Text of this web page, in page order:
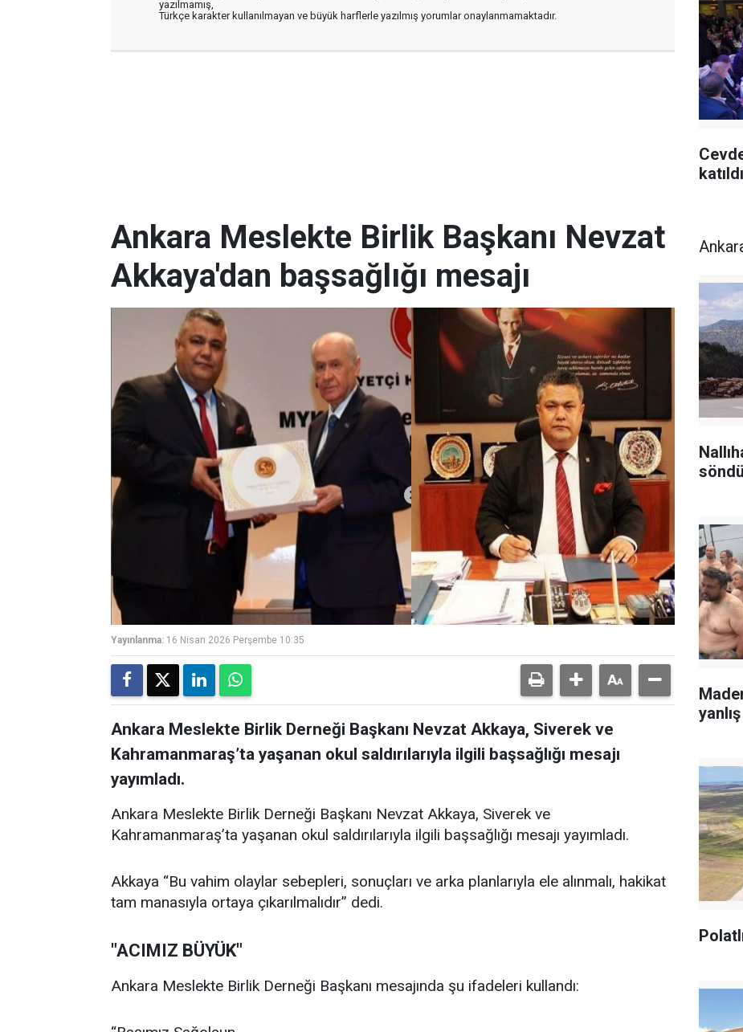
yazılmamış,
Türkçe karakter kullanılmayan ve büyük harflerle yazılmış yorumlar onaylanmamaktadır.
katıldı
Ankara Meslekte Birlik Başkanı Nevzat
Akkaya'dan başsağlığı mesajı
Yayınlanma: 16 Nisan 2026 Perşembe 10:35
Ankara Meslekte Birlik Derneği Başkanı Nevzat Akkaya, Siverek ve
Kahramanmaraş’ta yaşanan okul saldırılarıyla ilgili başsağlığı mesajı
yayımladı.
Ankara Meslekte Birlik Derneği Başkanı Nevzat Akkaya, Siverek ve
Kahramanmaraş’ta yaşanan okul saldırılarıyla ilgili başsağlığı mesajı yayımladı.
Akkaya “Bu vahim olaylar sebepleri, sonuçları ve arka planlarıyla ele alınmalı, hakikat
tam manasıyla ortaya çıkarılmalıdır” dedi.
"ACIMIZ BÜYÜK"
Ankara Meslekte Birlik Derneği Başkanı mesajında şu ifadeleri kullandı:
yanlış